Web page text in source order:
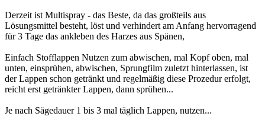
Derzeit ist Multispray - das Beste, da das großteils aus
Lösungsmittel besteht, löst und verhindert am Anfang hervorragend
für 3 Tage das ankleben des Harzes aus Spänen,
Einfach Stofflappen Nutzen zum abwischen, mal Kopf oben, mal
unten, einsprühen, abwischen, Sprungfilm zuletzt hinterlassen, ist
der Lappen schon getränkt und regelmäßig diese Prozedur erfolgt,
reicht erst getränkter Lappen, dann sprühen...
Je nach Sägedauer 1 bis 3 mal täglich Lappen, nutzen...